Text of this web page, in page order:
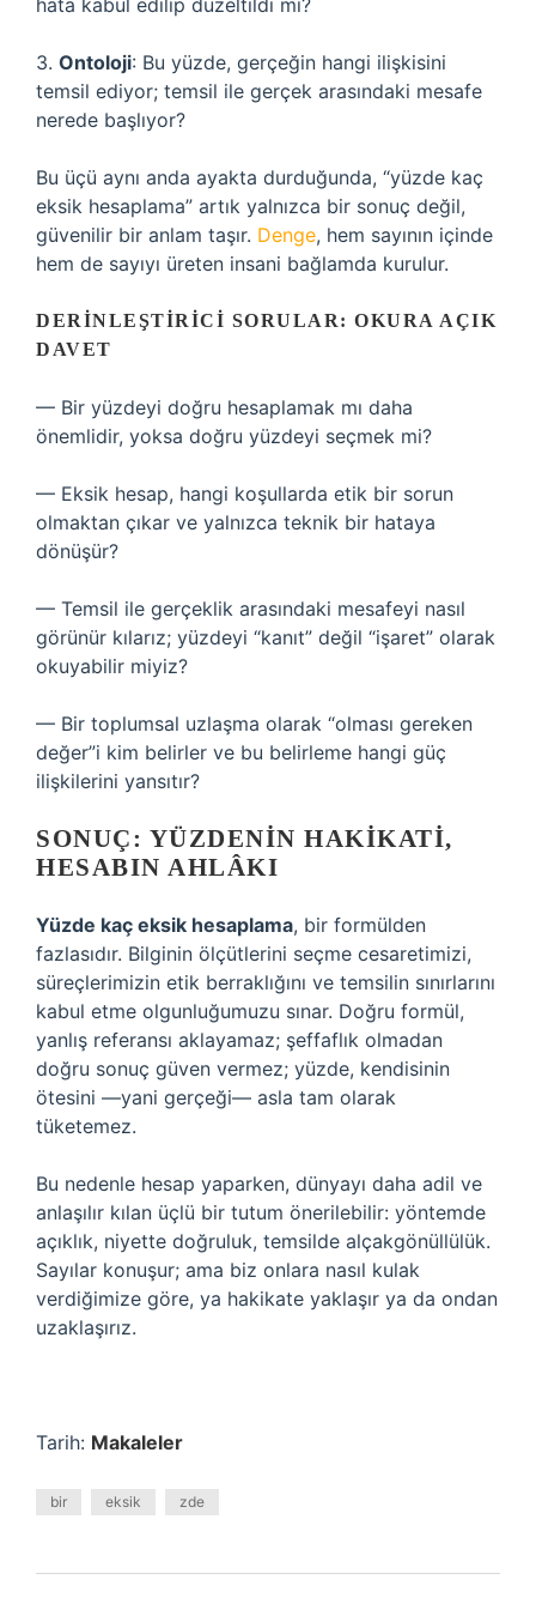
hata kabul edilip düzeltildi mi?
3. Ontoloji: Bu yüzde, gerçeğin hangi ilişkisini
temsil ediyor; temsil ile gerçek arasındaki mesafe
nerede başlıyor?
Bu üçü aynı anda ayakta durduğunda, “yüzde kaç
eksik hesaplama” artık yalnızca bir sonuç değil,
güvenilir bir anlam taşır. Denge, hem sayının içinde
hem de sayıyı üreten insani bağlamda kurulur.
DERINLEŞTIRICI SORULAR: OKURA AÇIK
DAVET
— Bir yüzdeyi doğru hesaplamak mı daha
önemlidir, yoksa doğru yüzdeyi seçmek mi?
— Eksik hesap, hangi koşullarda etik bir sorun
olmaktan çıkar ve yalnızca teknik bir hataya
dönüşür?
— Temsil ile gerçeklik arasındaki mesafeyi nasıl
görünür kılarız; yüzdeyi “kanıt” değil “işaret” olarak
okuyabilir miyiz?
— Bir toplumsal uzlaşma olarak “olması gereken
değer”i kim belirler ve bu belirleme hangi güç
ilişkilerini yansıtır?
SONUÇ: YÜZDENIN HAKIKATI,
HESABIN AHLÂKI
Yüzde kaç eksik hesaplama, bir formülden
fazlasıdır. Bilginin ölçütlerini seçme cesaretimizi,
süreçlerimizin etik berraklığını ve temsilin sınırlarını
kabul etme olgunluğumuzu sınar. Doğru formül,
yanlış referansı aklayamaz; şeffaflık olmadan
doğru sonuç güven vermez; yüzde, kendisinin
ötesini —yani gerçeği— asla tam olarak
tüketemez.
Bu nedenle hesap yaparken, dünyayı daha adil ve
anlaşılır kılan üçlü bir tutum önerilebilir: yöntemde
açıklık, niyette doğruluk, temsilde alçakgönüllülük.
Sayılar konuşur; ama biz onlara nasıl kulak
verdiğimize göre, ya hakikate yaklaşır ya da ondan
uzaklaşırız.
Tarih: Makaleler
bir eksik zde